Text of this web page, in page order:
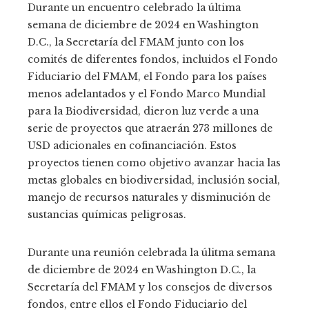
Durante un encuentro celebrado la última
semana de diciembre de 2024 en Washington
D.C., la Secretaría del FMAM junto con los
comités de diferentes fondos, incluidos el Fondo
Fiduciario del FMAM, el Fondo para los países
menos adelantados y el Fondo Marco Mundial
para la Biodiversidad, dieron luz verde a una
serie de proyectos que atraerán 273 millones de
USD adicionales en cofinanciación. Estos
proyectos tienen como objetivo avanzar hacia las
metas globales en biodiversidad, inclusión social,
manejo de recursos naturales y disminución de
sustancias químicas peligrosas.
Durante una reunión celebrada la úlitma semana
de diciembre de 2024 en Washington D.C., la
Secretaría del FMAM y los consejos de diversos
fondos, entre ellos el Fondo Fiduciario del